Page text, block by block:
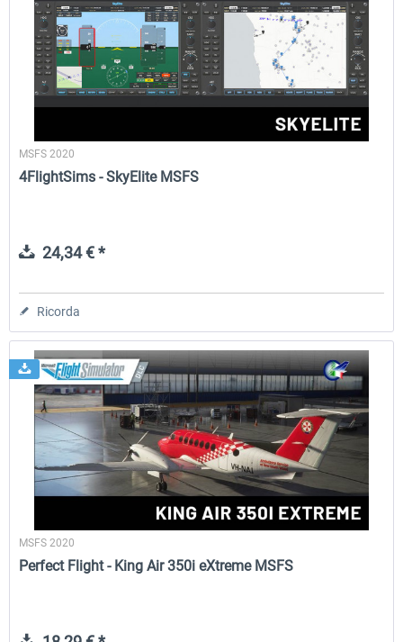
MSFS 2020
4FlightSims - SkyElite MSFS
24,34 € *
Ricorda
MSFS 2020
Perfect Flight - King Air 350i eXtreme MSFS